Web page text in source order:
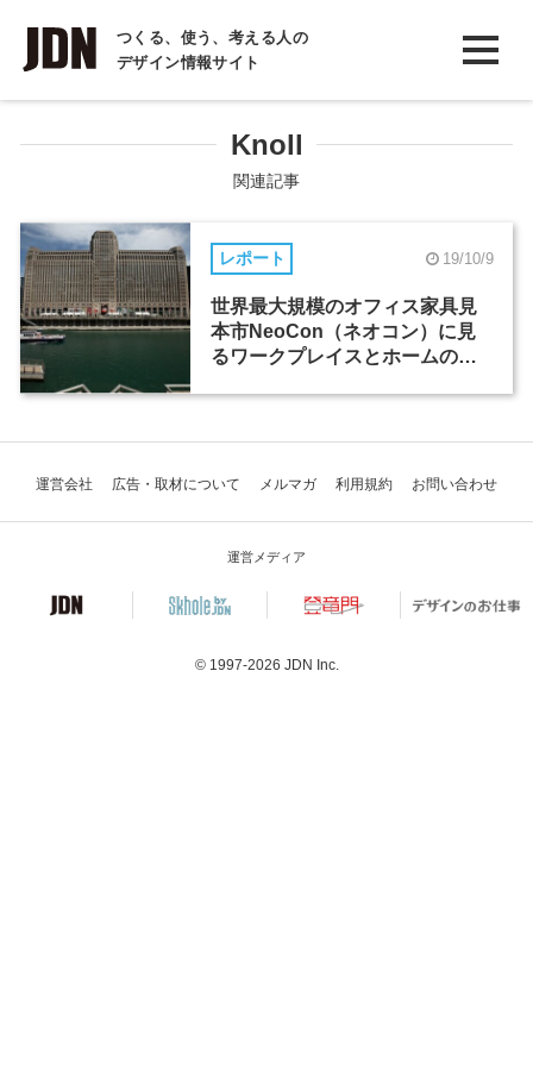
つくる、使う、考える人の
デザイン情報サイト
INTERVIEW
インタビュー
COLUMN
コラム
Knoll
関連記事
レポート 19/10/9
世界最大規模のオフィス家具見
本市NeoCon（ネオコン）に見
るワークプレイスとホームの融
運営会社 広告・取材について メルマガ 利用規約 お問い合わせ
運営メディア
© 1997-2026 JDN Inc.